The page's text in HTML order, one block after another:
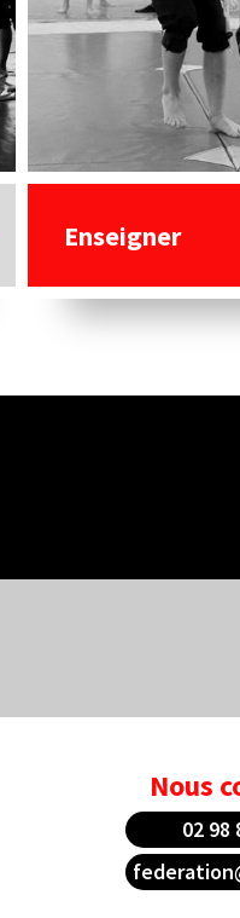
Enseigner
Nous
02 98